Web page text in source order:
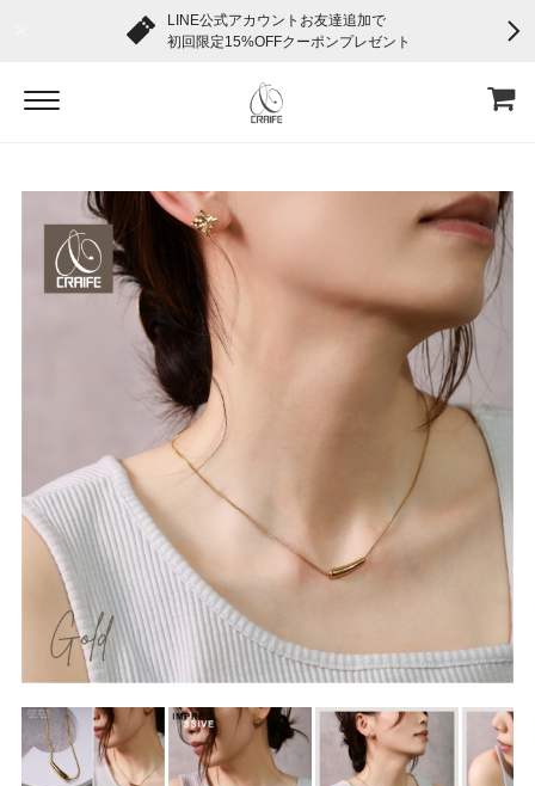
LINE公式アカウントお友達追加で
初回限定15%OFFクーポンプレゼント